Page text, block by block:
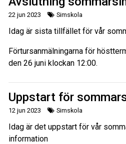
22 jun 2023 Simskola
Idag är sista tillfället för vår
Förtursanmälningarna för
den 26 juni klockan 12:00.
Uppstart för
12 jun 2023 Simskola
Idag är det uppstart för vår
information